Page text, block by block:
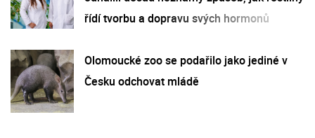
řídí tvorbu a dopravu svých hormonů
Olomoucké zoo se podařilo jako jediné v
Česku odchovat mládě